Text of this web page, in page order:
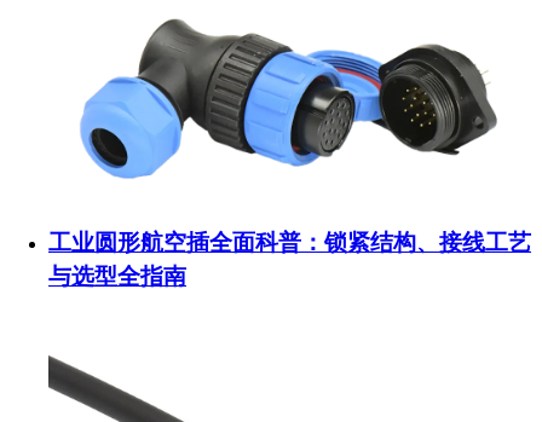
工业圆形航空插全面科普：锁紧结构、接线工艺
与选型全指南